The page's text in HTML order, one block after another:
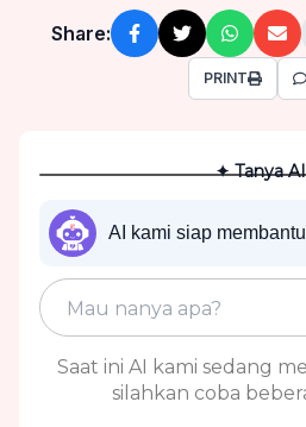
Share:
PRINT
✦ Tanya AI
AI kami siap
Saat ini AI kami sedang
silahkan coba